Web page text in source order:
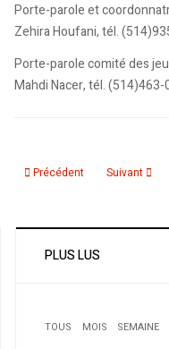
Porte-parole et
Zehira Houfani, tél.
Porte-parole comité des
Mahdi Nacer, tél.
Article précédent : Projet
Précédent Article
Suivant
PLUS LUS
TOUS MOIS
SEMAINE